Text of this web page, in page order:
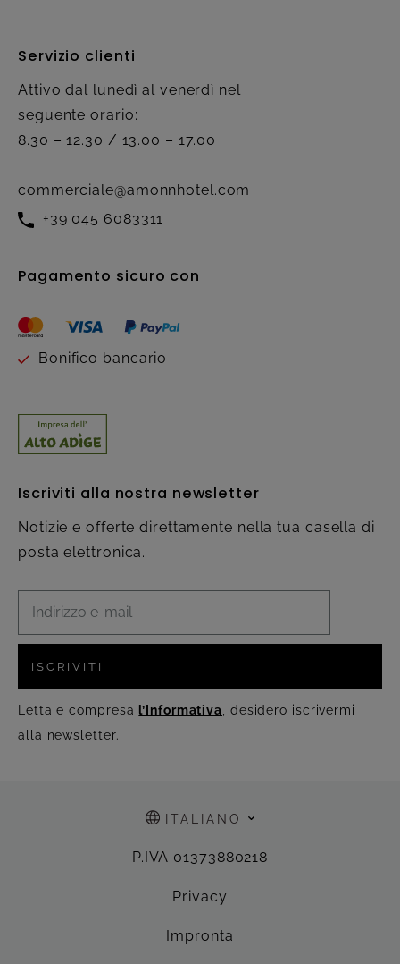
Servizio clienti
Attivo dal lunedì al venerdì nel
seguente orario:
8.30 – 12.30 / 13.00 – 17.00
commerciale@amonnhotel.com
+39 045 6083311
Pagamento sicuro con
Bonifico bancario
Iscriviti alla nostra newsletter
Notizie e offerte direttamente nella tua casella di
posta elettronica.
ISCRIVITI
Letta e compresa l’Informativa , desidero iscrivermi
alla newsletter.
ITALIANO
P.IVA 01373880218
Privacy
Impronta